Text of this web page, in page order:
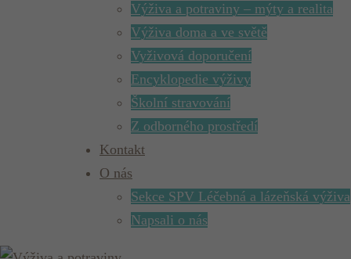
Výživa a potraviny – mýty a realita
Výživa doma a ve světě
Vyživová doporučení
Encyklopedie výživy
Školní stravování
Z odborného prostředí
Kontakt
O nás
Sekce SPV Léčebná a lázeňská výživa
Napsali o nás